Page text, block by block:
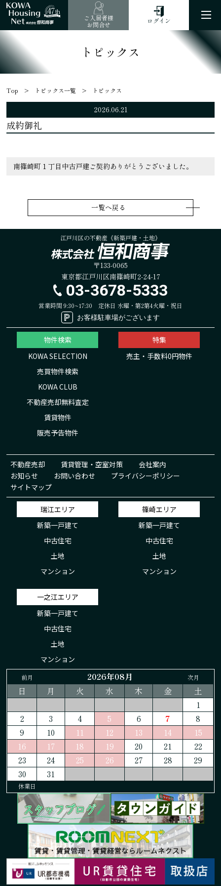
47th
ご入居者様
お問合せ
ログイン
トピックス
Top トピックス一覧 トピックス
2026.06.21
成約御礼
南篠崎町１丁目中古戸建ご契約ありがとうございました。
一覧へ戻る
江戸川区の不動産《新築戸建・土地》
〒133-0065
東京都江戸川区南篠崎町2-24-17
03-3678-5333
営業時間 9:30~17:30 定休日 水曜・第2第4火曜・祝日
お客様駐車場がございます
物件検索
KOWA SELECTION
売買物件検索
KOWA CLUB
不動産売却無料査定
賃貸物件
販売予告物件
特集
売主・手数料0円物件
不動産売却 賃貸管理・空室対策
会社案内
お知らせ
お問い合わせ
プライバシーポリシー
サイトマップ
瑞江エリア
新築一戸建て
中古住宅
土地
マンション
篠崎エリア
新築一戸建て
中古住宅
土地
マンション
一之江エリア
新築一戸建て
中古住宅
土地
マンション
前月 2026年08月 次月
日 月 火 水 木 金
土
1
2
3 4 5 6 7
8
9
10 11 12 13 14
15
16
17 18 19 20 21
22
23
24 25 26 27 28
29
30
31
休業日